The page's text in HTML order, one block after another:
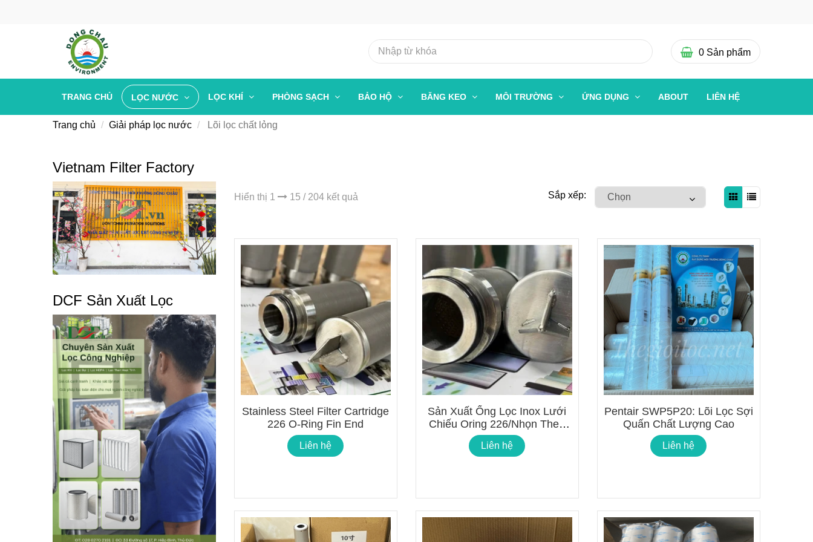
0 Sản phẩm
TRANG CHỦ LỌC NƯỚC LỌC KHÍ PHÒNG SẠCH BẢO HỘ BĂNG KEO MÔI TRƯỜNG ỨNG DỤNG ABOUT LIÊN HỆ
Trang chủ Giải pháp lọc nước Lõi lọc chất lỏng
Hiển thị 1 15 / 204 kết quả Sắp xếp:
Stainless Steel Filter Cartridge
226 O-Ring Fin End
Liên hệ
Sản Xuất Ống Lọc Inox Lưới
Chiếu Oring 226/Nhọn Theo
Yêu Cầu
Liên hệ
Pentair SWP5P20: Lõi Lọc Sợi
Quấn Chất Lượng Cao
Liên hệ
Vietnam Filter Factory
DCF Sản Xuất Lọc